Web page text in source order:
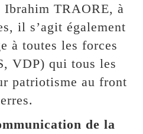
Ibrahim TRAORE, à
il s’agit également
à toutes les forces
VDP) qui tous les
patriotisme au front
de la